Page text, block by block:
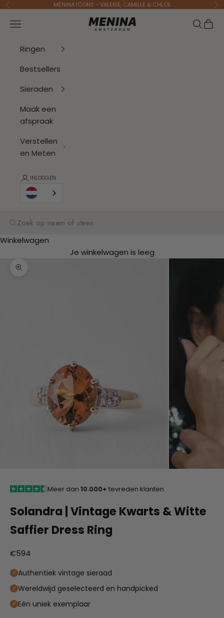
Naar inhoud
Vorige MENINA ICONS - VALERIE, CAMILLE & CHLOE
Menina Amsterdam
Navigatiemenu openen Zoeken
Ringen
Bestsellers
Sieraden
Maak een
afspraak
Verstellen
en Meten
INLOGGEN
Zoeken
Winkelwagen
Je winkelwagen is leeg
In-/uitzoomen
Meer dan 10.000+ tevreden klanten
Solandra | Vintage Kwarts & Witte
Saffier Dress Ring
Aanbiedingsprijs
€594
Authentiek vintage sieraad
Wereldwijd geselecteerd en handpicked
Eén uniek exemplaar